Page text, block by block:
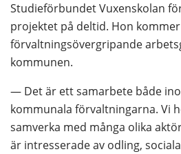
Studieförbundet Vuxenskolan
projektet på deltid. Hon
förvaltningsövergripande
kommunen.
— Det är ett samarbete både
kommunala förvaltningarna. Vi
samverka med många olika
är intresserade av odling,